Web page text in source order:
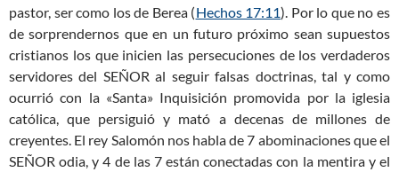
pastor, ser como los de Berea (Hechos 17:11). Por lo que no es
de sorprendernos que en un futuro próximo sean supuestos
cristianos los que inicien las persecuciones de los verdaderos
servidores del SEÑOR al seguir falsas doctrinas, tal y como
ocurrió con la «Santa» Inquisición promovida por la iglesia
católica, que persiguió y mató a decenas de millones de
creyentes. El rey Salomón nos habla de 7 abominaciones que el
SEÑOR odia, y 4 de las 7 están conectadas con la mentira y el